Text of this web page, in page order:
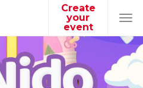
Create
your
event